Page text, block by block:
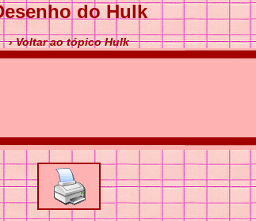
do Hulk
› Voltar ao tópico Hulk